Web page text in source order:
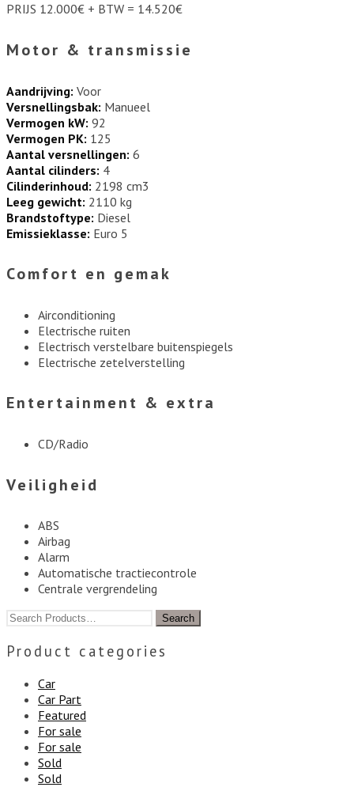
PRIJS 12.000€ + BTW = 14.520€
Motor & transmissie
Aandrijving: Voor
Versnellingsbak: Manueel
Vermogen kW: 92
Vermogen PK: 125
Aantal versnellingen: 6
Aantal cilinders: 4
Cilinderinhoud: 2198 cm3
Leeg gewicht: 2110 kg
Brandstoftype: Diesel
Emissieklasse: Euro 5
Comfort en gemak
Airconditioning
Electrische ruiten
Electrisch verstelbare buitenspiegels
Electrische zetelverstelling
Entertainment & extra
CD/Radio
Veiligheid
ABS
Airbag
Alarm
Automatische tractiecontrole
Centrale vergrendeling
Product categories
Car
Car Part
Featured
For sale
For sale
Sold
Sold